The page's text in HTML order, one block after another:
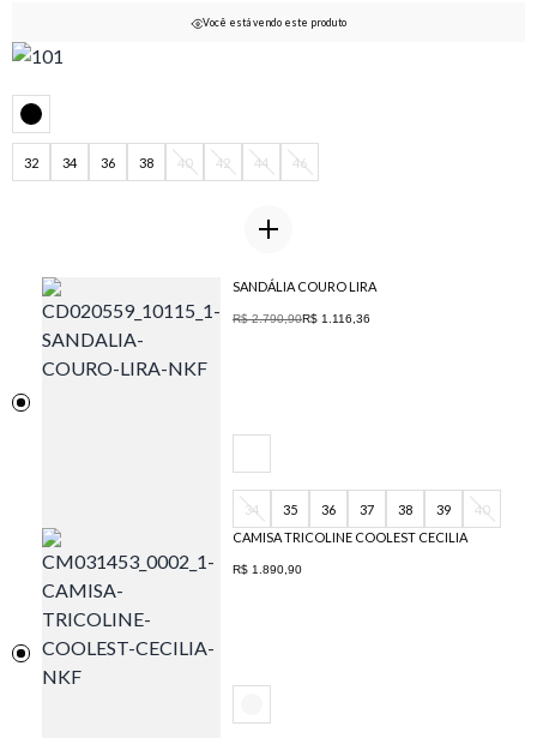
Você está vendo este produto
32 34 36 38 40 42 44 46
SANDÁLIA COURO LIRA
R$ 2.790,90R$ 1.116,36
34 35 36 37 38 39
40
CAMISA TRICOLINE COOLEST CECILIA
R$ 1.890,90